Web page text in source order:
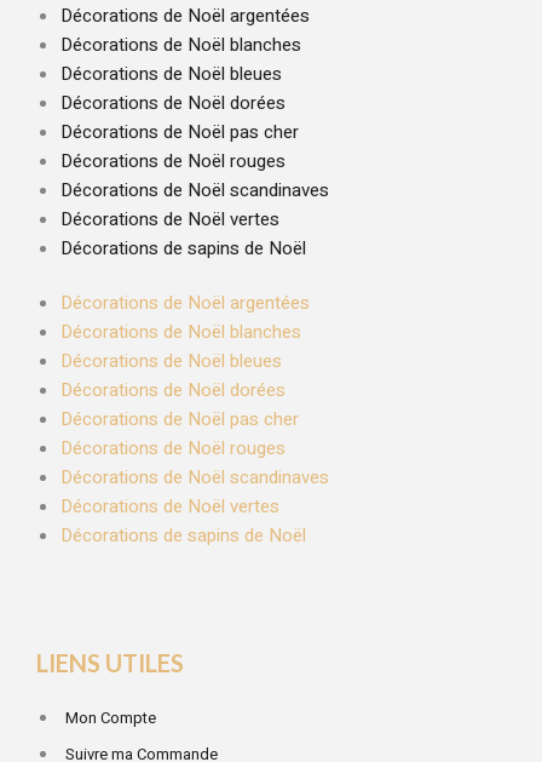
Décorations de Noël argentées
Décorations de Noël blanches
Décorations de Noël bleues
Décorations de Noël dorées
Décorations de Noël pas cher
Décorations de Noël rouges
Décorations de Noël scandinaves
Décorations de Noël vertes
Décorations de sapins de Noël
Décorations de Noël argentées
Décorations de Noël blanches
Décorations de Noël bleues
Décorations de Noël dorées
Décorations de Noël pas cher
Décorations de Noël rouges
Décorations de Noël scandinaves
Décorations de Noël vertes
Décorations de sapins de Noël
LIENS UTILES
Mon Compte
Suivre ma Commande